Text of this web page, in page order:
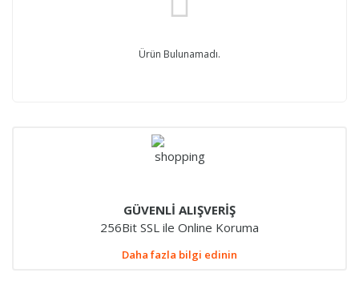
Ürün Bulunamadı.
GÜVENLİ ALIŞVERİŞ
256Bit SSL ile Online Koruma
Daha fazla bilgi edinin